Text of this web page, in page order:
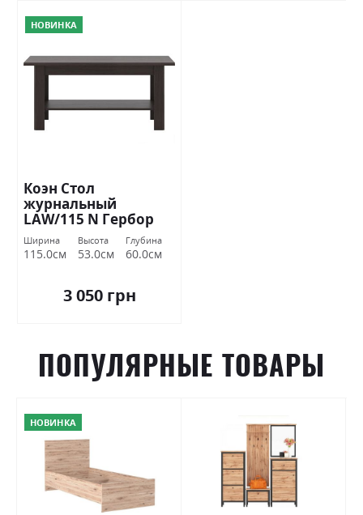
НОВИНКА
Коэн Стол
журнальный
LAW/115 N Гербор
Ширина
115.0см
Высота
53.0см
Глубина
60.0см
3 050 грн
ПОПУЛЯРНЫЕ ТОВАРЫ
НОВИНКА